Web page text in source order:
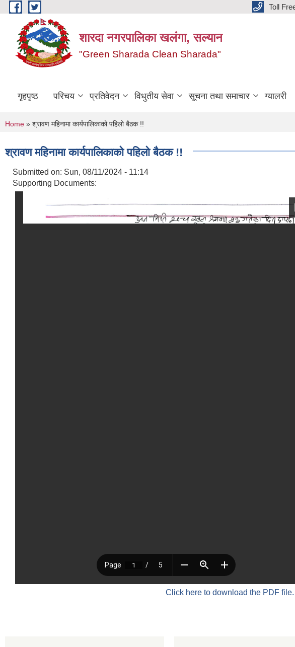
Skip to main content Toll
शारदा नगरपालिका खलंगा, सल्यान
"Green Sharada Clean Sharada"
गृहपृष्ठ परिचय प्रतिवेदन विधुतीय सेवा सूचना तथा समाचार ग्यालरी
You are here
Home » श्रावण महिनामा कार्यपालिकाको पहिलो बैठक !!
श्रावण महिनामा कार्यपालिकाको पहिलो बैठक !!
Submitted on: Sun, 08/11/2024 - 11:14
Supporting Documents:
Click here to download the PDF file.